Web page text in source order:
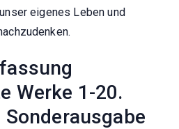
eigenes Leben und
Werke 1-20.